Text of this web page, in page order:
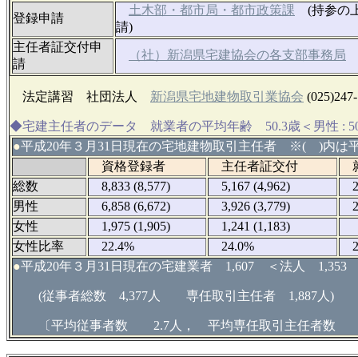
登録申請
土木部・都市局・都市政策課 (持参の
請)
主任者証交付申
請
（社）新潟県宅建協会の各支部事務局
法定講習 社団法人 新潟県宅地建物取引業協会
◆宅建主任者のデータ 就業者の平均年齢 50.3歳＜男性 :
●平成20年３月31日現在の宅地建物取引主任者 ※( )内は
資格登録者
主任者証交付
総数
8,833 (8,577) 5,167 (4,962)
男性
6,858 (6,672) 3,926 (3,779)
女性
1,975 (1,905) 1,241 (1,183)
女性比率
22.4% 24.0%
●平成20年３月31日現在の宅建業者 1,607 ＜法人
(従事者総数 4,377人 専任取引主任者 1,887人)
〔平均従事者数 2.7人， 平均専任取引主任者数